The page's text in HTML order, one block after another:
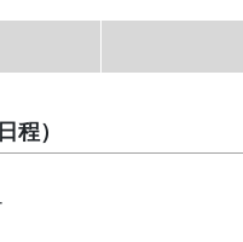
程）